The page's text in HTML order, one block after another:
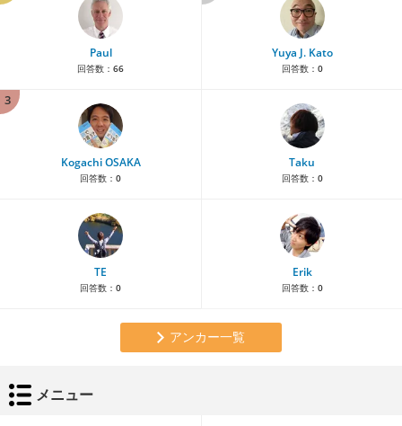
Paul
回答数： 66
Yuya J. Kato
回答数： 0
3
Kogachi OSAKA
回答数： 0
Taku
回答数： 0
TE
回答数： 0
Erik
回答数： 0
アンカー一覧
メニュー